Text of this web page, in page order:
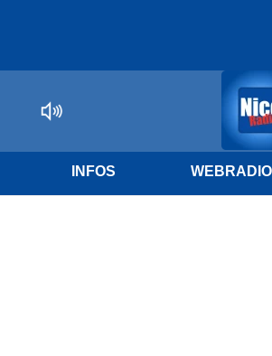
INFOS